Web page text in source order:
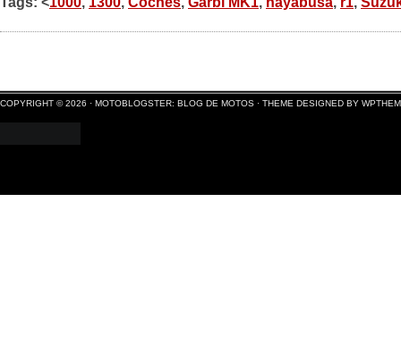
COPYRIGHT © 2026 · MOTOBLOGSTER: BLOG DE MOTOS · THEME DESIGNED BY